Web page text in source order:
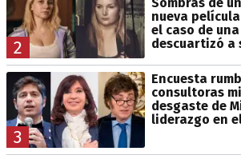
2
nueva
el caso de
descuartizó a
3
Encuesta
consultoras
desgaste de
liderazgo en